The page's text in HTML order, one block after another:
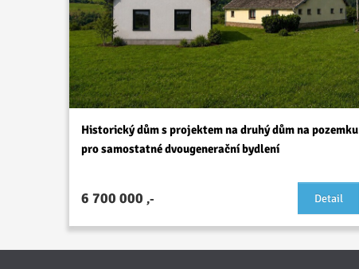
Historický dům s projektem na druhý dům na pozemku
pro samostatné dvougenerační bydlení
6 700 000 ,- Detail